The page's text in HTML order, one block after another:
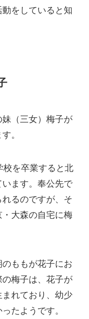
をしていると知
（三女）梅子が
。
校を卒業すると北
ます。奉公先で
るのですが、そ
大森の自宅に梅
ももが花子にお
梅子は、花子が
れており、幼少
たようです。